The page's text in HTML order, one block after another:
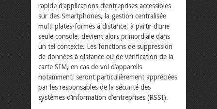
rapide d’applications d’entreprises accessibles
sur des Smartphones, la gestion centralisée
multi plates-formes à distance, à partir d’une
seule console, devient alors primordiale dans
un tel contexte. Les fonctions de suppression
de données à distance ou de vérification de la
carte SIM, en cas de vol d’appareils
notamment, seront particulièrement appréciées
par les responsables de la sécurité des
systèmes d’information d’entreprises (RSSI).